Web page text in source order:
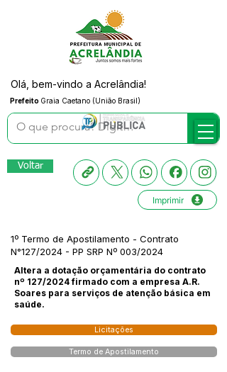
Prefeito Graia Caetano (União Brasil)
Olá, bem-vindo a Acrelândia!
Voltar
Imprimir
1º Termo de Apostilamento - Contrato
N°127/2024 - PP SRP Nº 003/2024
Altera a dotação orçamentária do contrato
nº 127/2024 firmado com a empresa A.R.
Soares para serviços de atenção básica em
saúde.
Licitações
Termo de Apostilamento